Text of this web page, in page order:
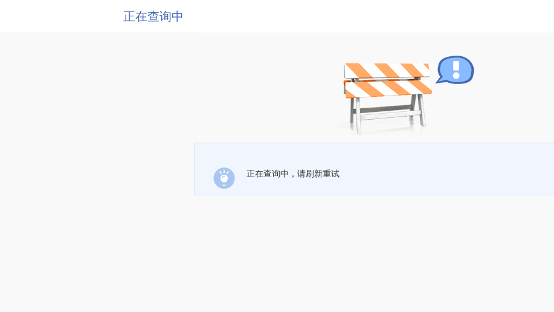
正在查询中
正在查询中，请刷新重试